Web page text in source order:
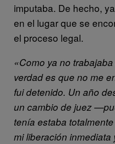
imputaba. De hecho,
en el lugar que se
el proceso legal.
«Como ya no
verdad es que no me
fui detenido. Un año
un cambio de juez
tenía estaba
mi liberación